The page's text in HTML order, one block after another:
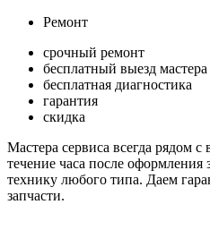
Ремонт
срочный ремонт
бесплатный выезд мастера
бесплатная диагностика
гарантия
скидка
Мастера сервиса всегда рядом
течение часа после
технику любого типа. Даем
запчасти.